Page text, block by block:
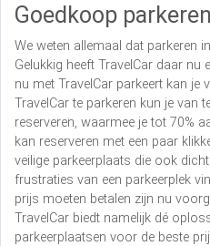
Goedkoop parkeren
We weten allemaal dat parkeren
Gelukkig heeft TravelCar daar
nu met TravelCar parkeert kan je
TravelCar te parkeren kun je van
reserveren, waarmee je tot 70%
kan reserveren met een paar
veilige parkeerplaats die ook
frustraties van een parkeerplek
prijs moeten betalen zijn nu
TravelCar biedt namelijk dé
parkeerplaatsen voor de beste